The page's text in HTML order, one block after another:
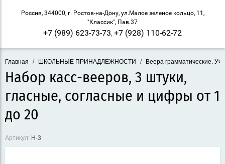
Россия, 344000, г. Ростов-на-Дону, ул.Малое зеленое кольцо, 11,
"Классик", Пав.37
+7 (989) 623-73-73, +7 (928) 110-62-72
Главная / ШКОЛЬНЫЕ ПРИНАДЛЕЖНОСТИ / Веера грамматические.
Набор касс-вееров, 3 штуки,
гласные, согласные и цифры от 1
до 20
Артикул: Н-3